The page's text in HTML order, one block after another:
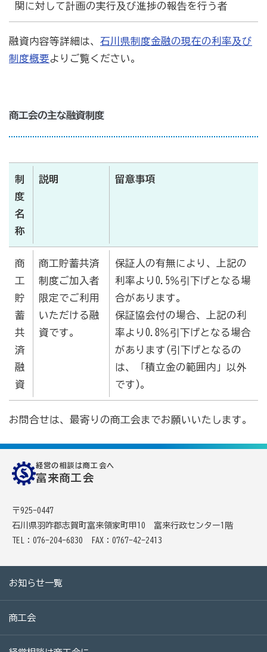
関に対して計画の実行及び進捗の報告を行う者
融資内容等詳細は、 石川県制度金融の現在の利率及び
制度概要よりご覧ください。
商工会の主な融資制度
制
度
名
称
説明 留意事項
商
工
貯
蓄
共
済
融
資
商工貯蓄共済
制度ご加入者
限定でご利用
いただける融
資です。
保証人の有無により、上記の
利率より0.5％引下げとなる場
合があります。
保証協会付の場合、上記の利
率より0.8％引下げとなる場合
があります(引下げとなるの
は、「積立金の範囲内」以外
です)。
お問合せは、最寄りの商工会までお願いいたします。
経営の相談は商工会へ
富来商工会
〒925-0447
石川県羽咋郡志賀町富来領家町甲10 富来行政センター1階
TEL：076-204-6830
FAX：0767-42-2413
お知らせ一覧
商工会